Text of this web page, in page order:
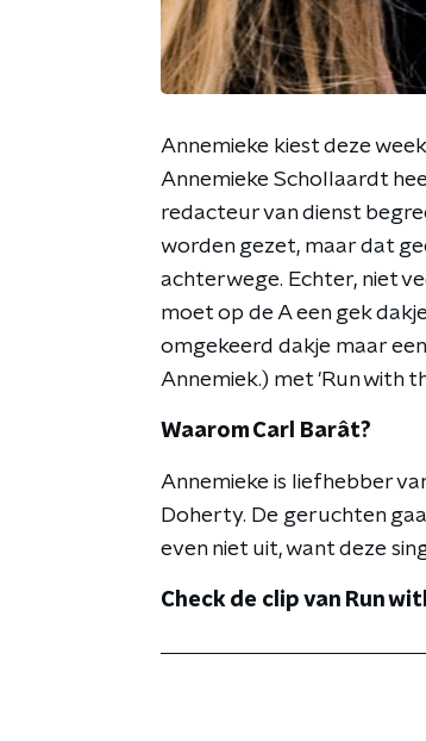
Annemieke kiest deze
Annemieke Schollaardt
redacteur van dienst
worden gezet, maar dat
achterwege. Echter, niet
moet op de A een gek
omgekeerd dakje maar
Annemiek.) met 'Run with
Waarom Carl Barât?
Annemieke is liefhebber
Doherty. De geruchten
even niet uit, want deze
Check de clip van Run